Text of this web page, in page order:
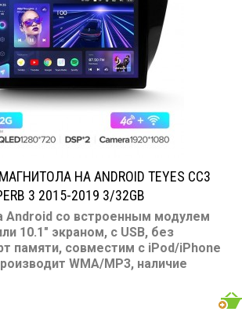
НА ANDROID TEYES CC3
3 2015-2019 3/32GB
Android со встроенным модулем
10.1" экраном, с USB, без
памяти, совместим с iPod/iPhone
WMA/MP3, наличие
камеры заднего вида,
Superb 3 2015-2019